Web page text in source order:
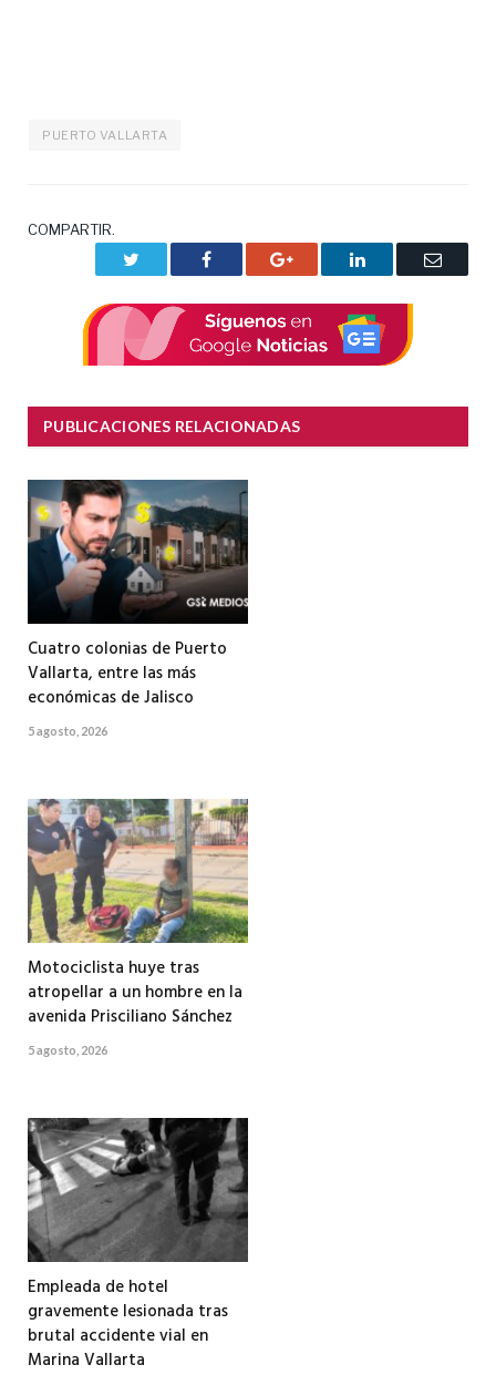
PUERTO VALLARTA
COMPARTIR.
Facebook Google+ LinkedIn
Correo
PUBLICACIONES RELACIONADAS
Cuatro colonias de Puerto
Vallarta, entre las más
económicas de Jalisco
5 agosto, 2026
Motociclista huye tras
atropellar a un hombre en la
avenida Prisciliano Sánchez
5 agosto, 2026
Empleada de hotel
gravemente lesionada tras
brutal accidente vial en
Marina Vallarta